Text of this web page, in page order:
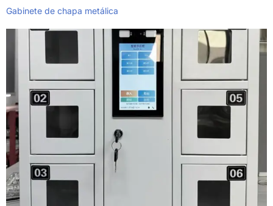
Gabinete de chapa metálica